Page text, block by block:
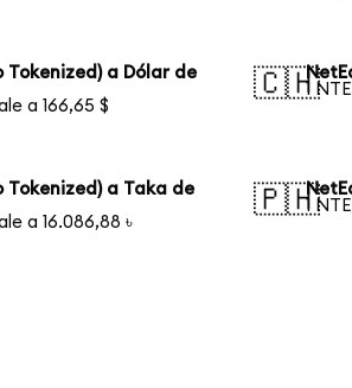
Tokenized) a Dólar de
a 166,65 $
🇨🇭
1
Tokenized) a Taka de
a 16.086,88 ৳
🇵🇭
1